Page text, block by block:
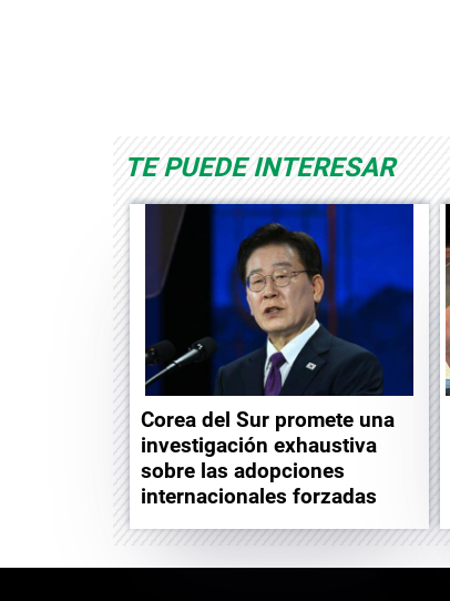
TE PUEDE INTERESAR
Corea del Sur promete una
investigación exhaustiva
sobre las adopciones
internacionales forzadas